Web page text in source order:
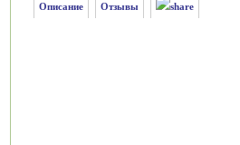
Описание Отзывы